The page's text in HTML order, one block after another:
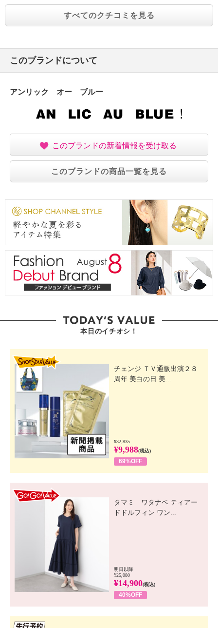
＜その他アイテム＞
※アイテムが多岐に渡るため、対応するヌード寸法の
み記載
【その他】
・各アイテムにより異なる
・各アイテムにより異なる
・各アイテムにより異なる
【サイズ】
※縫付、下げ札の表示が異なる商品が入る場合あり
Ｌ：１１、Ｌ
ＬＬ：１３、ＬＬ
【原産国（地）】
・各製品の表示をご確認ください
すべてのクチコミを見る
このブランドについて
アンリック オー ブルー
このブランドの新着情報を受け取る
このブランドの商品一覧を見る
本日のイチオシ！
チェンジ ＴＶ通販出演２８
周年 美白の日 美...
¥32,835
¥9,988(税込)
69%OFF
タマミ ワタナベ ティアー
ドドルフィン ワン...
明日以降
¥25,080
¥14,900(税込)
40%OFF